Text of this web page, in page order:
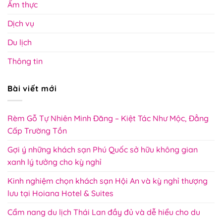
Ẩm thực
Dịch vụ
Du lịch
Thông tin
Bài viết mới
Rèm Gỗ Tự Nhiên Minh Đăng – Kiệt Tác Như Mộc, Đẳng
Cấp Trường Tồn
Gợi ý những khách sạn Phú Quốc sở hữu không gian
xanh lý tưởng cho kỳ nghỉ
Kinh nghiệm chọn khách sạn Hội An và kỳ nghỉ thượng
lưu tại Hoiana Hotel & Suites
Cẩm nang du lịch Thái Lan đầy đủ và dễ hiểu cho du